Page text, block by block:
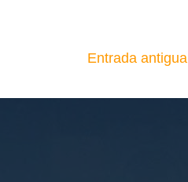
Entrada antigua